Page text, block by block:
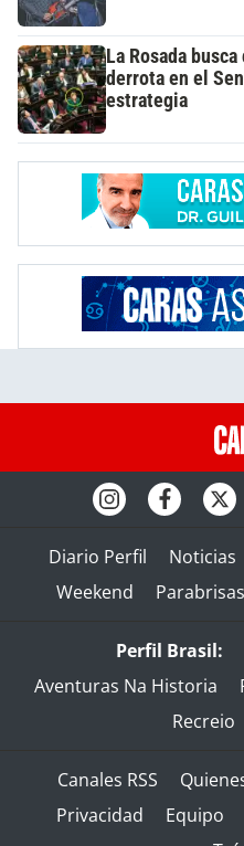
La Rosada
derrota en el
estrategia
Diario Perfil Noticias
Weekend
Parabrisas
Perfil Brasil:
Aventuras Na Historia
Recreio
Canales RSS
Privacidad
Equipo